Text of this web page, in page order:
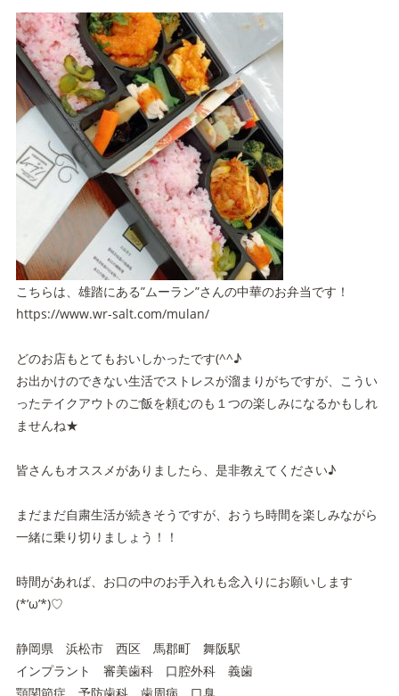
こちらは、雄踏にある”ムーラン”さんの中華のお弁当です！
https://www.wr-salt.com/mulan/
どのお店もとてもおいしかったです(^^♪
お出かけのできない生活でストレスが溜まりがちですが、こうい
ったテイクアウトのご飯を頼むのも１つの楽しみになるかもしれ
ませんね★
皆さんもオススメがありましたら、是非教えてください♪
まだまだ自粛生活が続きそうですが、おうち時間を楽しみながら
一緒に乗り切りましょう！！
時間があれば、お口の中のお手入れも念入りにお願いします
(*’ω’*)♡
静岡県 浜松市 西区 馬郡町 舞阪駅
インプラント 審美歯科 口腔外科 義歯